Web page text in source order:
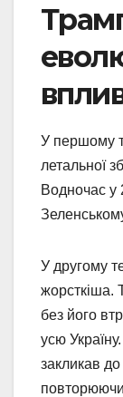
У першому
летальної
Водночас у
У другому
жорсткіша.
без його
усю
закликав
повторюючи